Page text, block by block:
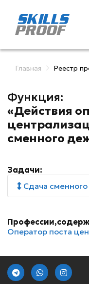
Главная Реестр
Функция:
«Действия
сменного
Задачи:
Сдача
Оператор поста